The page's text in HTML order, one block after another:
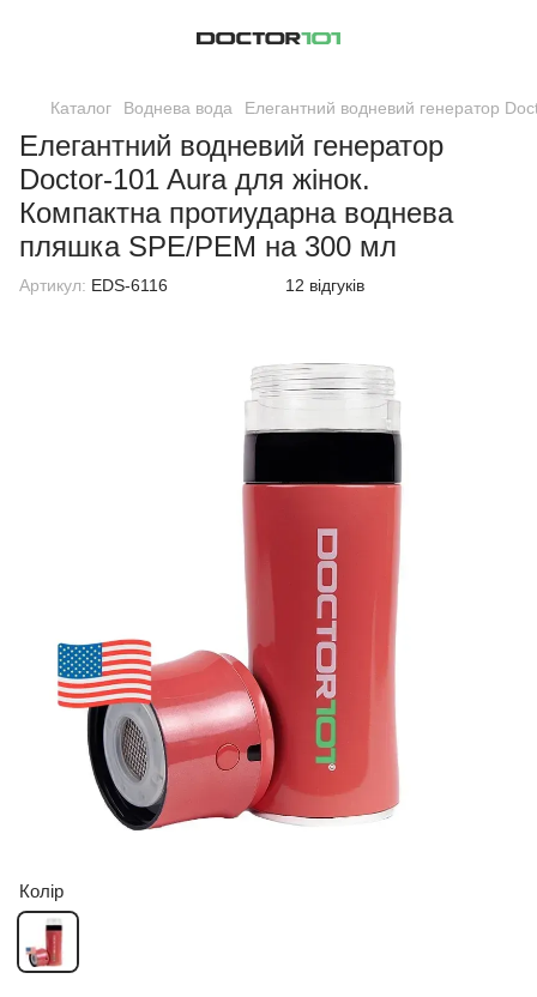
Каталог Воднева вода Елегантний водневий генератор
Елегантний водневий генератор
Doctor-101 Aura для жінок.
Компактна протиударна воднева
пляшка SPE/PEM на 300 мл
Артикул: EDS-6116 12 відгуків
Колір